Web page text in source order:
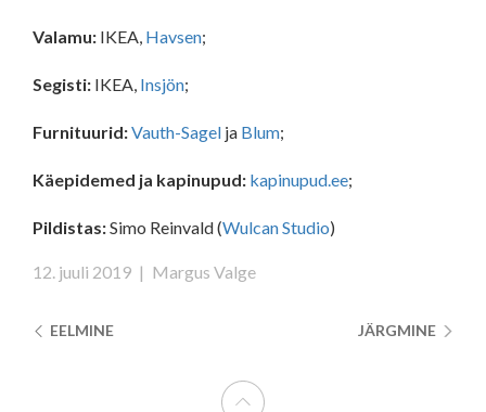
Valamu: IKEA, Havsen;
Segisti: IKEA, Insjön;
Furnituurid:Vauth-Sagel ja Blum;
Käepidemed ja kapinupud: kapinupud.ee;
Pildistas:Simo Reinvald (Wulcan Studio)
12. juuli 2019 | Margus Valge
JÄRGMINE
EELMINE